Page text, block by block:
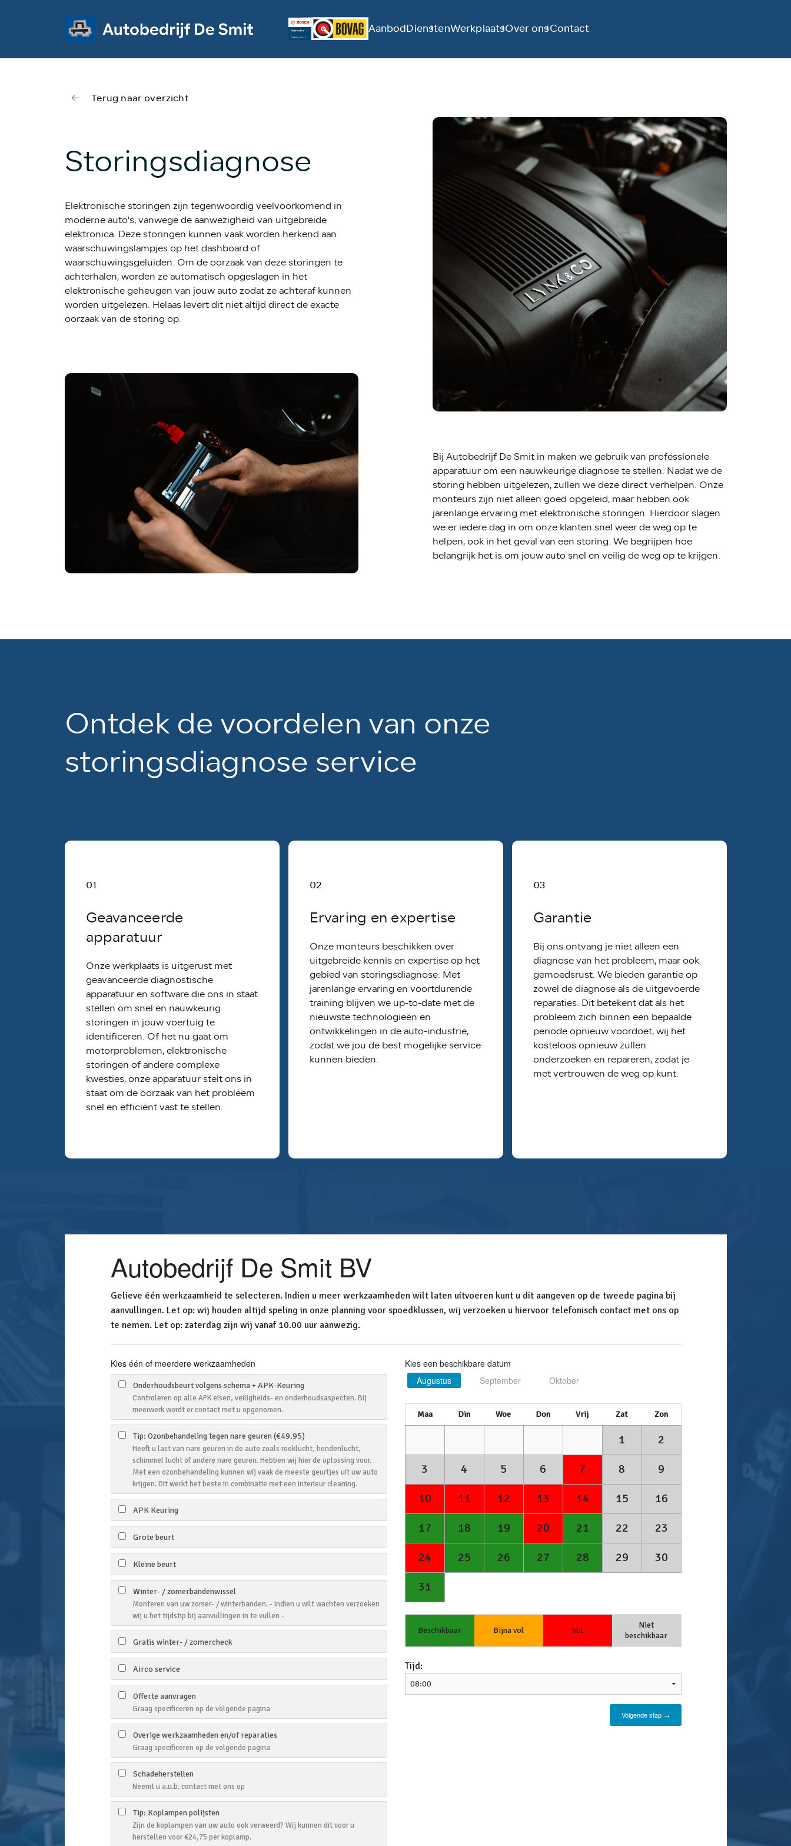
AanbodDienstenWerkplaatsOver onsContact
Diensten
Werkplaats
Over ons
Contact
Terug naar overzicht
Storingsdiagnose
Elektronische storingen zijn tegenwoordig veelvoorkomend in
moderne auto's, vanwege de aanwezigheid van uitgebreide
elektronica. Deze storingen kunnen vaak worden herkend aan
waarschuwingslampjes op het dashboard of
waarschuwingsgeluiden. Om de oorzaak van deze storingen te
achterhalen, worden ze automatisch opgeslagen in het
elektronische geheugen van jouw auto zodat ze achteraf kunnen
worden uitgelezen. Helaas levert dit niet altijd direct de exacte
oorzaak van de storing op.
Bij Autobedrijf De Smit in maken we gebruik van professionele
apparatuur om een nauwkeurige diagnose te stellen. Nadat we de
storing hebben uitgelezen, zullen we deze direct verhelpen. Onze
monteurs zijn niet alleen goed opgeleid, maar hebben ook
jarenlange ervaring met elektronische storingen. Hierdoor slagen
we er iedere dag in om onze klanten snel weer de weg op te
helpen, ook in het geval van een storing. We begrijpen hoe
belangrijk het is om jouw auto snel en veilig de weg op te krijgen.
Ontdek de voordelen van onze
storingsdiagnose service
01
Geavanceerde
apparatuur
Onze werkplaats is uitgerust met
geavanceerde diagnostische
apparatuur en software die ons in staat
stellen om snel en nauwkeurig
storingen in jouw voertuig te
identificeren. Of het nu gaat om
motorproblemen, elektronische
storingen of andere complexe
kwesties, onze apparatuur stelt ons in
staat om de oorzaak van het probleem
snel en efficiënt vast te stellen.
02
Ervaring en expertise
Onze monteurs beschikken over
uitgebreide kennis en expertise op het
gebied van storingsdiagnose. Met
jarenlange ervaring en voortdurende
training blijven we up-to-date met de
nieuwste technologieën en
ontwikkelingen in de auto-industrie,
zodat we jou de best mogelijke service
kunnen bieden.
03
Garantie
Bij ons ontvang je niet alleen een
diagnose van het probleem, maar ook
gemoedsrust. We bieden garantie op
zowel de diagnose als de uitgevoerde
reparaties. Dit betekent dat als het
probleem zich binnen een bepaalde
periode opnieuw voordoet, wij het
kosteloos opnieuw zullen
onderzoeken en repareren, zodat je
met vertrouwen de weg op kunt.